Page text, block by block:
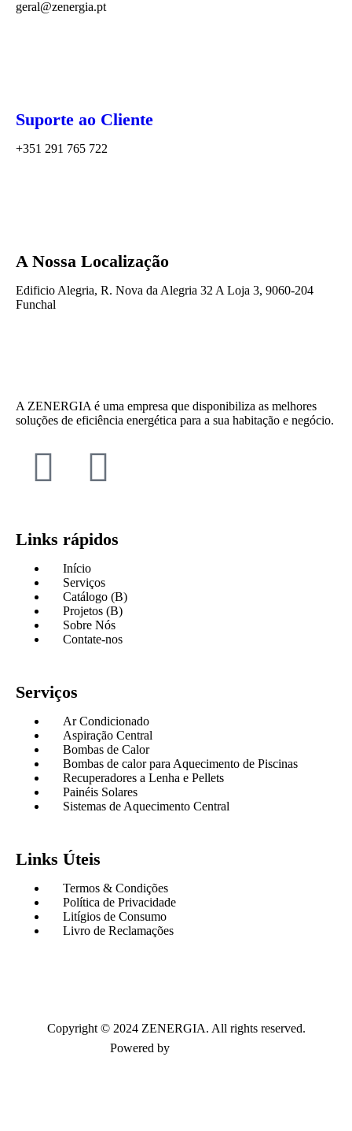
geral@zenergia.pt
Suporte ao Cliente
+351 291 765 722
A Nossa Localização
Edificio Alegria, R. Nova da Alegria 32 A Loja 3, 9060-204
Funchal
A ZENERGIA é uma empresa que disponibiliza as melhores
soluções de eficiência energética para a sua habitação e negócio.
Links rápidos
Início
Serviços
Catálogo (B)
Projetos (B)
Sobre Nós
Contate-nos
Serviços
Ar Condicionado
Aspiração Central
Bombas de Calor
Bombas de calor para Aquecimento de Piscinas
Recuperadores a Lenha e Pellets
Painéis Solares
Sistemas de Aquecimento Central
Links Úteis
Termos & Condições
Política de Privacidade
Litígios de Consumo
Livro de Reclamações
Copyright © 2024 ZENERGIA. All rights reserved.
Powered by